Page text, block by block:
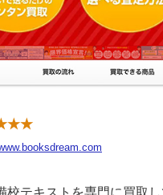
校テキストを専門に買取